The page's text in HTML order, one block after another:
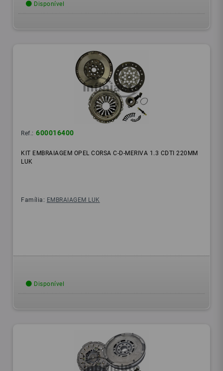
Disponível
Ref.: 600016400
KIT EMBRAIAGEM OPEL CORSA C-D-MERIVA 1.3 CDTI 220MM
LUK
Família: EMBRAIAGEM LUK
Disponível